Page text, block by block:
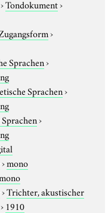
Tondokument›
›
Sprachen›
Sprachen›
›
›mono
›Trichter, akustischer
› 1910